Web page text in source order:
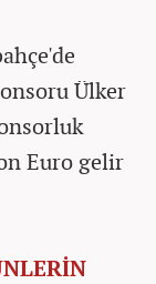
Ülker
Euro gelir